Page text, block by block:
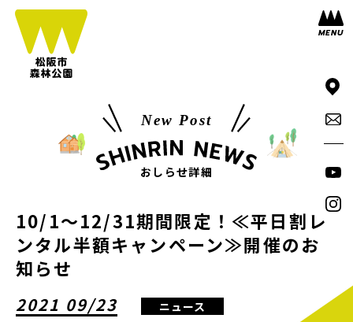
New Post
おしらせ詳細
10/1～12/31期間限定！≪平日割レ
ンタル半額キャンペーン≫開催のお
知らせ
2021 09/23 ニュース